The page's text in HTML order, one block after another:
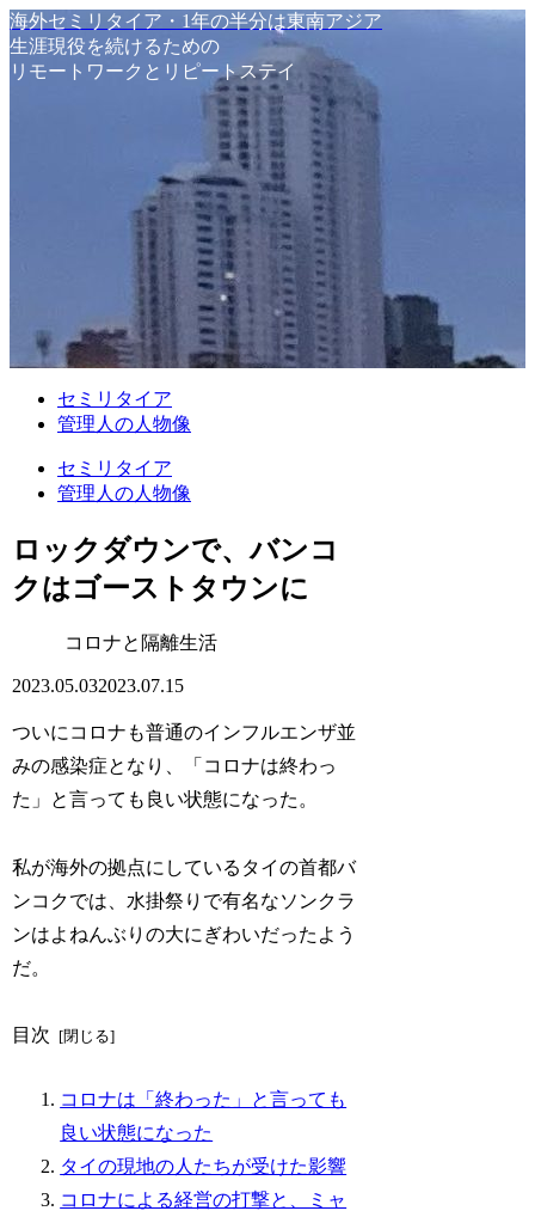
海外セミリタイア・1年の半分は東南アジア
生涯現役を続けるための
リモートワークとリピートステイ
セミリタイア
管理人の人物像
セミリタイア
管理人の人物像
ロックダウンで、バンコ
クはゴーストタウンに
コロナと隔離生活
2023.05.032023.07.15
ついにコロナも普通のインフルエンザ並
みの感染症となり、「コロナは終わっ
た」と言っても良い状態になった。
私が海外の拠点にしているタイの首都バ
ンコクでは、水掛祭りで有名なソンクラ
ンはよねんぶりの大にぎわいだったよう
だ。
目次
コロナは「終わった」と言っても
良い状態になった
タイの現地の人たちが受けた影響
コロナによる経営の打撃と、ミャ